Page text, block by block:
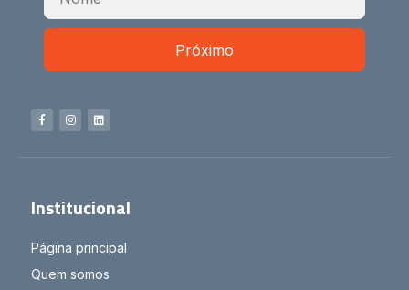
Próximo
Institucional
Página principal
Quem somos